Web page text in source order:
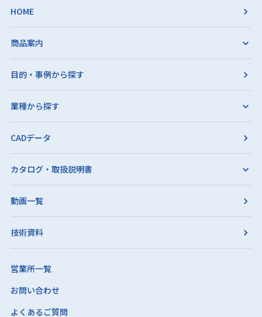
HOME
商品案内
目的・事例から探す
業種から探す
CADデータ
カタログ・取扱説明書
動画一覧
技術資料
営業所一覧
お問い合わせ
よくあるご質問